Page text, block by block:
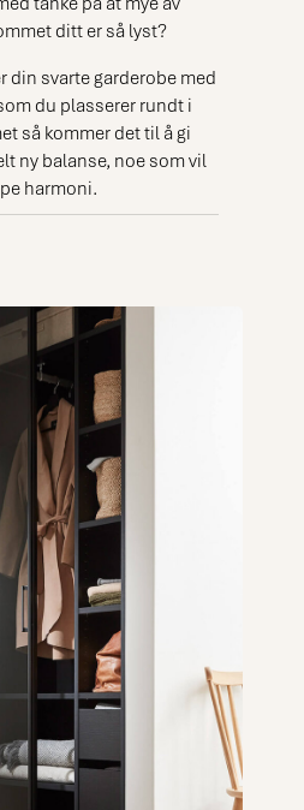
ditt er så lyst?
din svarte garderobe med
du plasserer rundt i
så kommer det til å gi
ny balanse, noe som vil
harmoni.